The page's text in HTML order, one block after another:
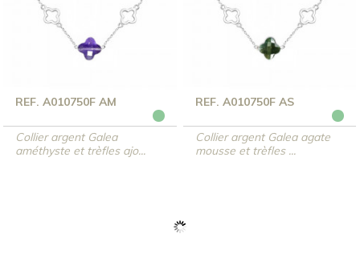
REF. A010750F AM
Collier argent Galea
améthyste et trèfles ajo...
REF. A010750F AS
Collier argent Galea agate
mousse et trèfles ...